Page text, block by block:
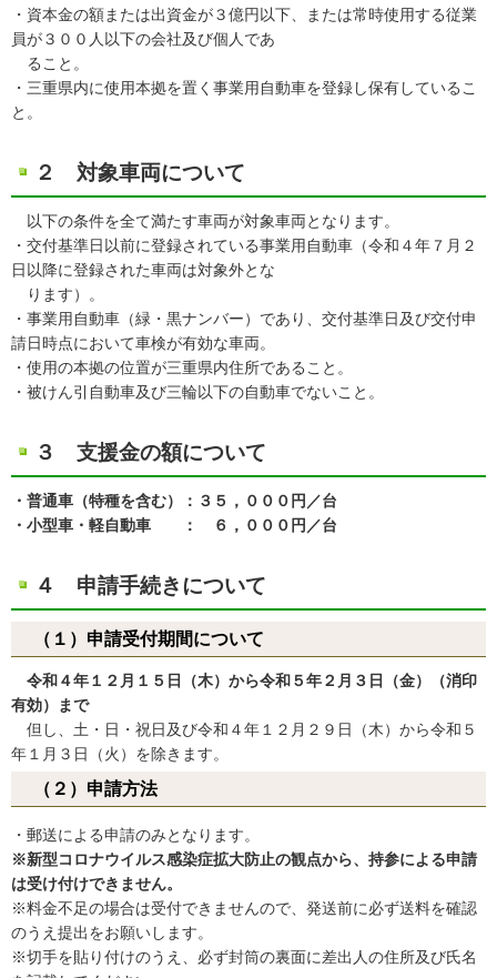
・資本金の額または出資金が３億円以下、または常時使用する従業
員が３００人以下の会社及び個人であ
ること。
・三重県内に使用本拠を置く事業用自動車を登録し保有しているこ
と。
２ 対象車両について
以下の条件を全て満たす車両が対象車両となります。
・交付基準日以前に登録されている事業用自動車（令和４年７月２
日以降に登録された車両は対象外とな
ります）。
・事業用自動車（緑・黒ナンバー）であり、交付基準日及び交付申
請日時点において車検が有効な車両。
・使用の本拠の位置が三重県内住所であること。
・被けん引自動車及び三輪以下の自動車でないこと。
３ 支援金の額について
・普通車（特種を含む）：３５，０００円／台
・小型車・軽自動車 ： ６，０００円／台
４ 申請手続きについて
（１）申請受付期間について
令和４年１２月１５日（木）から令和５年２月３日（金）（消印
有効）まで
但し、土・日・祝日及び令和４年１２月２９日（木）から令和５
年１月３日（火）を除きます。
（２）申請方法
・郵送による申請のみとなります。
※新型コロナウイルス感染症拡大防止の観点から、持参による申請
は受け付けできません。
※料金不足の場合は受付できませんので、発送前に必ず送料を確認
のうえ提出をお願いします。
※切手を貼り付けのうえ、必ず封筒の裏面に差出人の住所及び氏名